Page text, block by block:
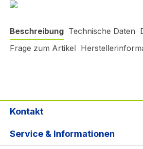
Beschreibung Technische Daten
Frage zum Artikel
Kontakt
Service & Informationen